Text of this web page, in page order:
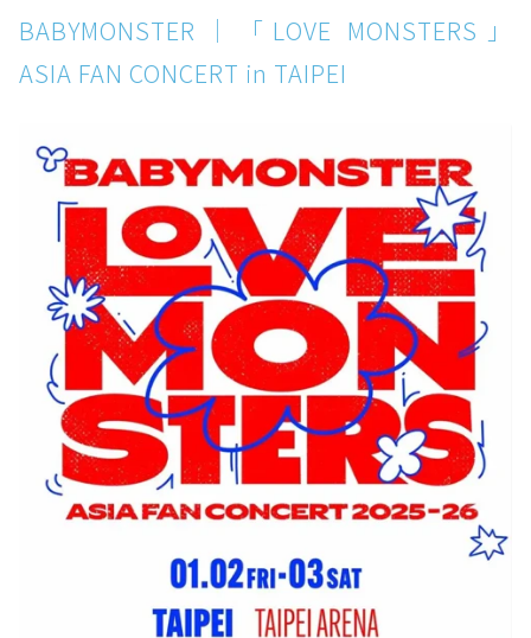
BABYMONSTER｜「LOVE MONSTERS」
ASIA FAN CONCERT in TAIPEI